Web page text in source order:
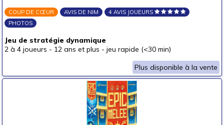
COUP DE CŒUR AVIS DE NIM
4 AVIS JOUEURS
PHOTOS
Jeu de stratégie dynamique
2 à 4 joueurs - 12 ans et plus - jeu rapide (<30 min)
Plus disponible à la vente